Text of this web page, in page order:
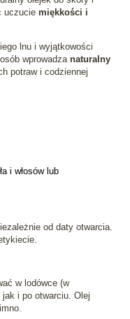
uczucie miękkości i
lnu i wyjątkowości
wprowadza naturalny
potraw i codziennej
i włosów lub
od daty otwarcia.
w lodówce (w
jak i po otwarciu. Olej